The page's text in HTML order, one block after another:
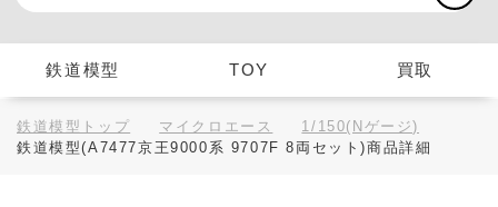
鉄道模型 TOY 買取
鉄道模型トップ マイクロエース
1/150(Nゲージ)
鉄道模型(A7477京王9000系 9707F 8両セット)商品詳細